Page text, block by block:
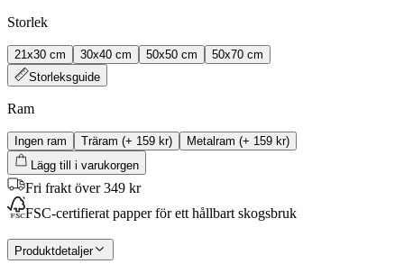
Storlek
21x30 cm 30x40 cm 50x50 cm
50x70 cm
Storleksguide
Ram
Ingen ram Träram (+ 159 kr) Metalram (+ 159 kr)
Lägg till i varukorgen
Fri frakt över 349 kr
FSC-certifierat papper för ett hållbart skogsbruk
Produktdetaljer